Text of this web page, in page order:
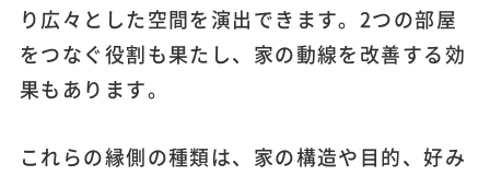
り広々とした空間を演出できます。2つの部屋
をつなぐ役割も果たし、家の動線を改善する効
果もあります。
これらの縁側の種類は、家の構造や目的、好み